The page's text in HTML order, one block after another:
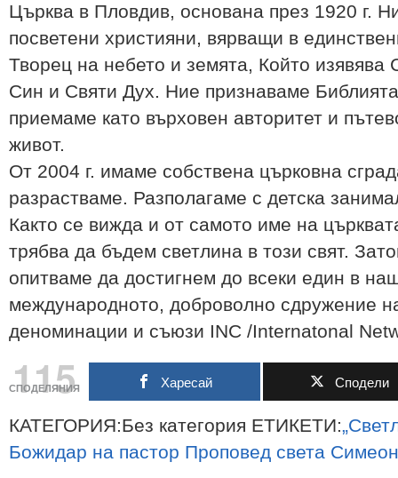
Църква в Пловдив, основана през 1920 г.
посветени християни, вярващи в
Творец на небето и земята, Който
Син и Святи Дух. Ние признаваме
приемаме като върховен авторитет и
живот.
От 2004 г. имаме собствена църковна
разрастваме. Разполагаме с детска
Както се вижда и от самото име на
трябва да бъдем светлина в този свят.
опитваме да достигнем до всеки един в
международното, доброволно сдружение
деноминации и съюзи INC /Internatonal
115
СПОДЕЛЯНИЯ Харесай Сподели
КАТЕГОРИЯ:Без категория ЕТИКЕТИ:
Божидар на пастор Проповед света